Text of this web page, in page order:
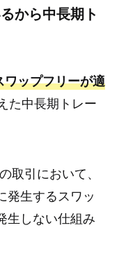
から中長期ト
ワップフリーが適
た中長期トレー
取引において、
発生するスワッ
生しない仕組み